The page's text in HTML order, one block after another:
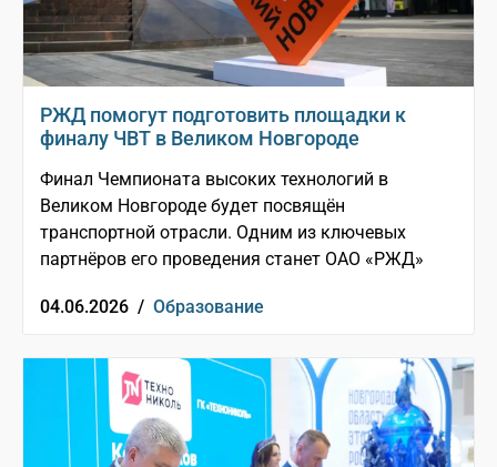
РЖД помогут подготовить площадки к
финалу ЧВТ в Великом Новгороде
Финал Чемпионата высоких технологий в
Великом Новгороде будет посвящён
транспортной отрасли. Одним из ключевых
партнёров его проведения станет ОАО «РЖД»
04.06.2026 / Образование